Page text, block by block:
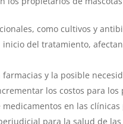
como cultivos y
del tratamiento,
y la posible
los costos para los
en las
para la salud de las